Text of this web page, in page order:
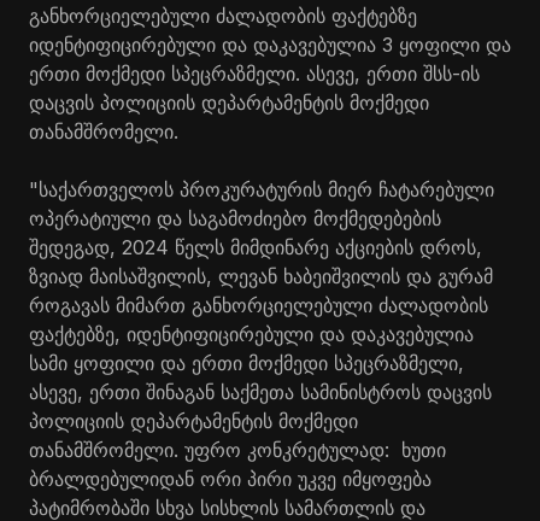
განხორციელებული ძალადობის ფაქტებზე
იდენტიფიცირებული და დაკავებულია 3 ყოფილი და
ერთი მოქმედი სპეცრაზმელი. ასევე, ერთი შსს-ის
დაცვის პოლიციის დეპარტამენტის მოქმედი
თანამშრომელი.
"საქართველოს პროკურატურის მიერ ჩატარებული
ოპერატიული და საგამოძიებო მოქმედებების
შედეგად, 2024 წელს მიმდინარე აქციების დროს,
ზვიად მაისაშვილის, ლევან ხაბეიშვილის და გურამ
როგავას მიმართ განხორციელებული ძალადობის
ფაქტებზე, იდენტიფიცირებული და დაკავებულია
სამი ყოფილი და ერთი მოქმედი სპეცრაზმელი,
ასევე, ერთი შინაგან საქმეთა სამინისტროს დაცვის
პოლიციის დეპარტამენტის მოქმედი
თანამშრომელი. უფრო კონკრეტულად: ხუთი
ბრალდებულიდან ორი პირი უკვე იმყოფება
პატიმრობაში სხვა სისხლის სამართლის და